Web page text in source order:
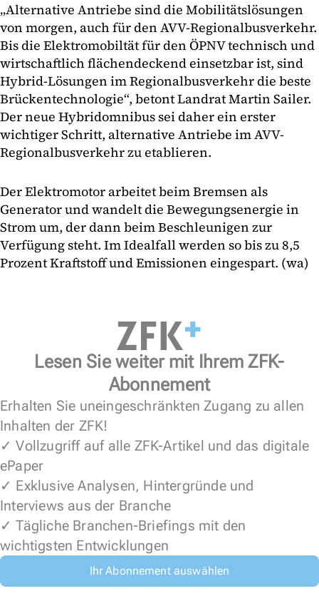
„Alternative Antriebe sind die Mobilitätslösungen
von morgen, auch für den AVV-Regionalbusverkehr.
Bis die Elektromobiltät für den ÖPNV technisch und
wirtschaftlich flächendeckend einsetzbar ist, sind
Hybrid-Lösungen im Regionalbusverkehr die beste
Brückentechnologie“, betont Landrat Martin Sailer.
Der neue Hybridomnibus sei daher ein erster
wichtiger Schritt, alternative Antriebe im AVV-
Regionalbusverkehr zu etablieren.
Der Elektromotor arbeitet beim Bremsen als
Generator und wandelt die Bewegungsenergie in
Strom um, der dann beim Beschleunigen zur
Verfügung steht. Im Idealfall werden so bis zu 8,5
Prozent Kraftstoff und Emissionen eingespart. (wa)
Lesen Sie weiter mit Ihrem ZFK-
Abonnement
Erhalten Sie uneingeschränkten Zugang zu allen
Inhalten der ZFK!
✓ Vollzugriff auf alle ZFK-Artikel und das digitale
ePaper
✓ Exklusive Analysen, Hintergründe und
Interviews aus der Branche
✓ Tägliche Branchen-Briefings mit den
wichtigsten Entwicklungen
Ihr Abonnement auswählen